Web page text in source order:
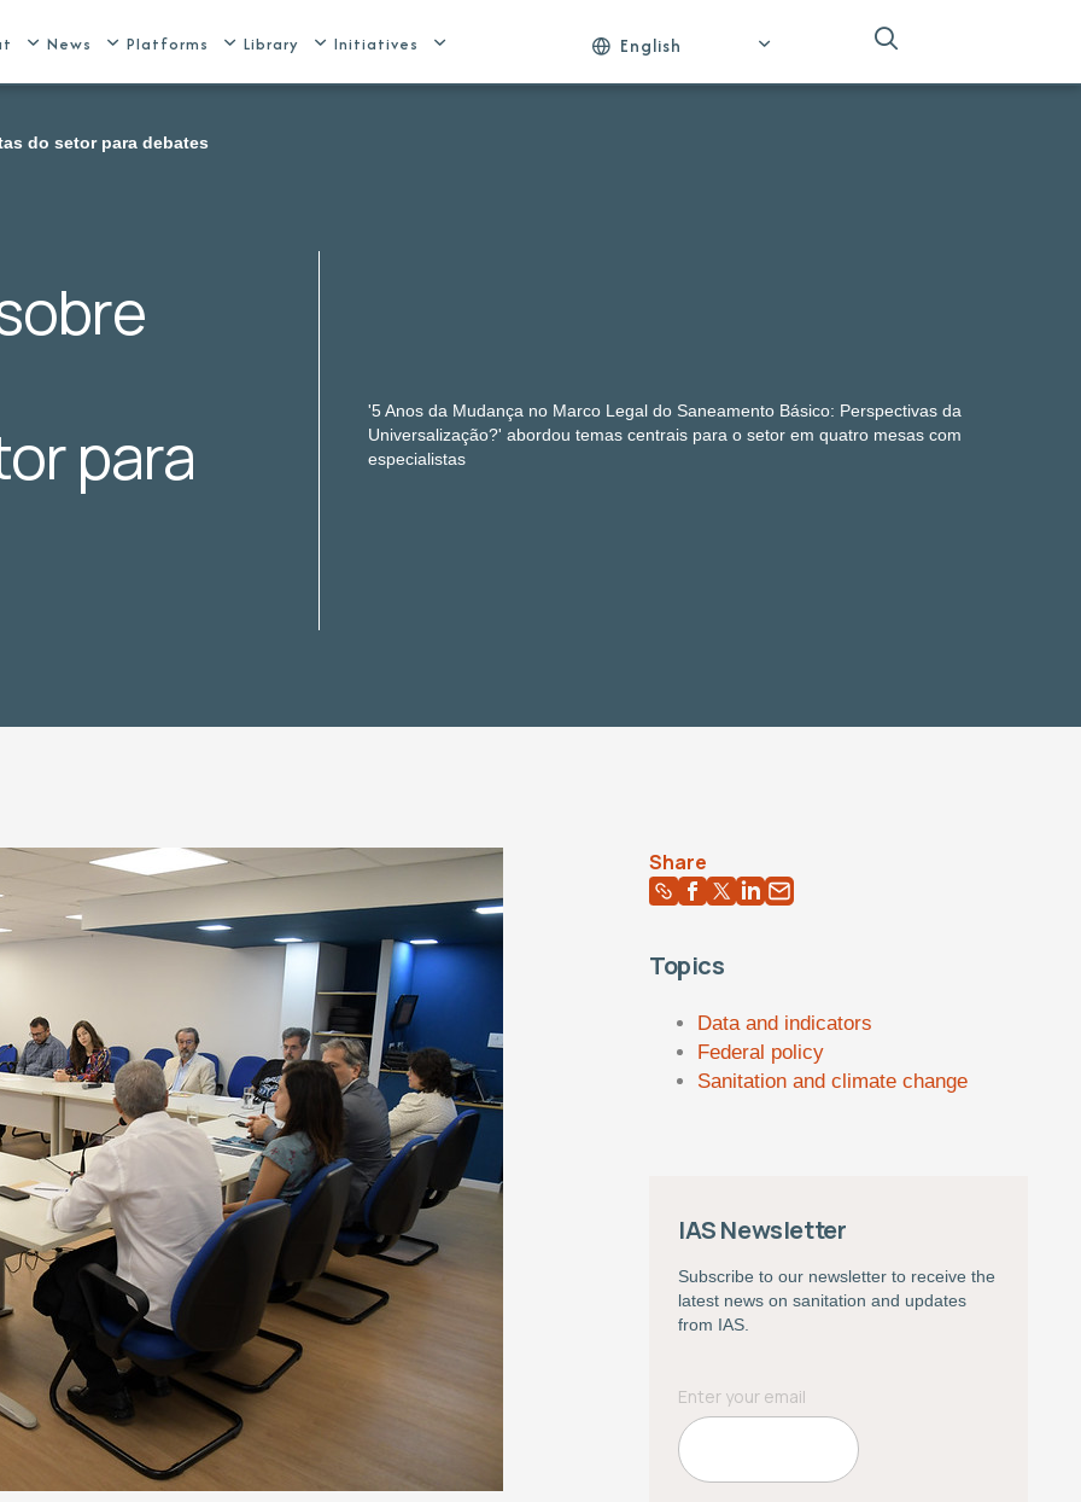
News Platforms Library Initiatives English
do setor para debates
para
'5 Anos da Mudança no Marco Legal do Saneamento Básico: Perspectivas da
Universalização?' abordou temas centrais para o setor em quatro mesas com
especialistas
Share
Topics
Data and indicators
Federal policy
Sanitation and climate change
IAS Newsletter
Subscribe to our newsletter to receive the
latest news on sanitation and updates
from IAS.